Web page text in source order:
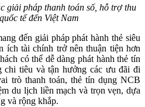
giải pháp thanh toán số, hỗ trợ thu
tế đến Việt Nam
đến giải pháp phát hành thẻ siêu
ích tài chính trở nên thuận tiện hơn
có thể dễ dàng phát hành thẻ tín
chi tiêu và tận hưởng các ưu đãi đi
trò thanh toán, thẻ tín dụng NCB
du lịch liền mạch và trọn vẹn, dựa
và rộng khắp.